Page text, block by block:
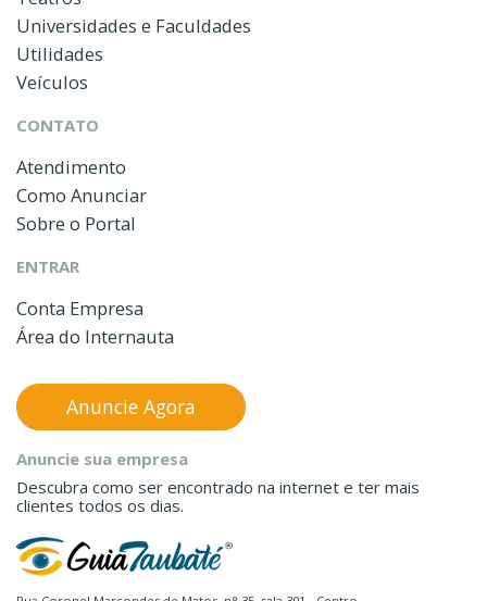
Universidades e Faculdades
Utilidades
Veículos
CONTATO
Atendimento
Como Anunciar
Sobre o Portal
ENTRAR
Conta Empresa
Área do Internauta
Anuncie sua empresa
Descubra como ser encontrado na internet e ter mais
clientes todos os dias.
Anuncie Agora